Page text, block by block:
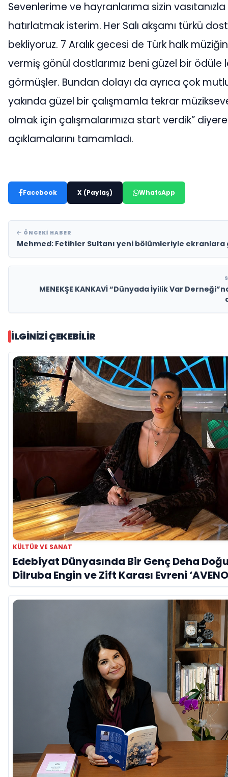
Sevenlerime ve hayranlarıma sizin
hatırlatmak isterim. Her Salı akşamı türkü
bekliyoruz. 7 Aralık gecesi de Türk halk
vermiş gönül dostlarımız beni güzel bir ödüle
görmüşler. Bundan dolayı da ayrıca çok
yakında güzel bir çalışmamla tekrar
olmak için çalışmalarımıza start verdik”
açıklamalarını tamamladı.
Facebook X (Paylaş) WhatsApp
ÖNCEKI HABER
Mehmed: Fetihler Sultanı yeni bölümleriyle ekranlara
MENEKŞE KANKAVİ “Dünyada İyilik Var
İLGINIZI ÇEKEBILIR
KÜLTÜR VE SANAT
Edebiyat Dünyasında Bir Genç Deha
Dilruba Engin ve Zift Karası Evreni